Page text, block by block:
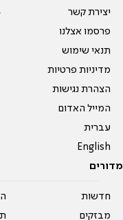
יצירת קשר
פרסמו אצלנו
תנאי שימוש
מדיניות פרטיות
הצהרת נגישות
המייל האדום
עברית
English
מדורים
חדשות
מבזקים